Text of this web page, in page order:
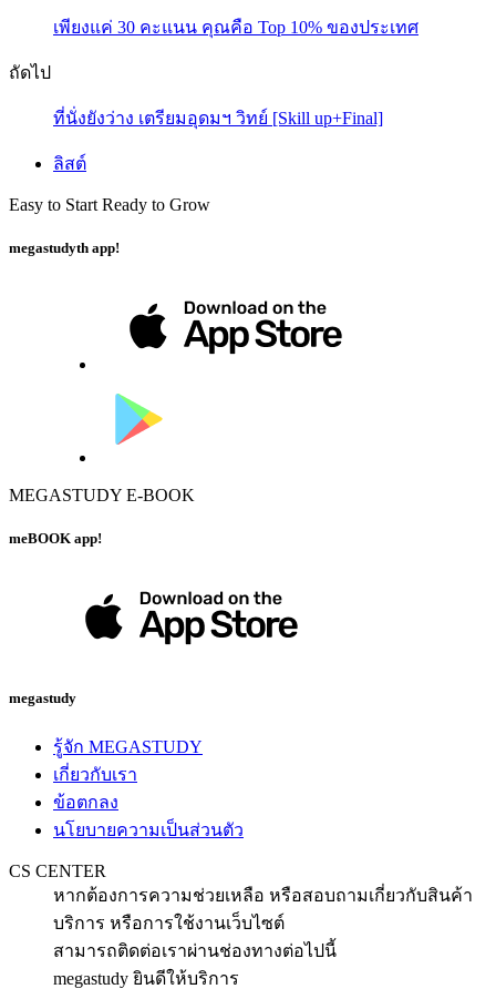
เพียงแค่ 30 คะแนน คุณคือ Top 10% ของประเทศ
ถัดไป
ที่นั่งยังว่าง เตรียมอุดมฯ วิทย์ [Skill up+Final]
ลิสต์
Easy to Start Ready to Grow
megastudyth app!
MEGASTUDY E-BOOK
meBOOK app!
megastudy
รู้จัก MEGASTUDY
เกี่ยวกับเรา
ข้อตกลง
นโยบายความเป็นส่วนตัว
CS CENTER
หากต้องการความช่วยเหลือ หรือสอบถามเกี่ยวกับสินค้า
บริการ หรือการใช้งานเว็บไซต์
สามารถติดต่อเราผ่านช่องทางต่อไปนี้
megastudy ยินดีให้บริการ